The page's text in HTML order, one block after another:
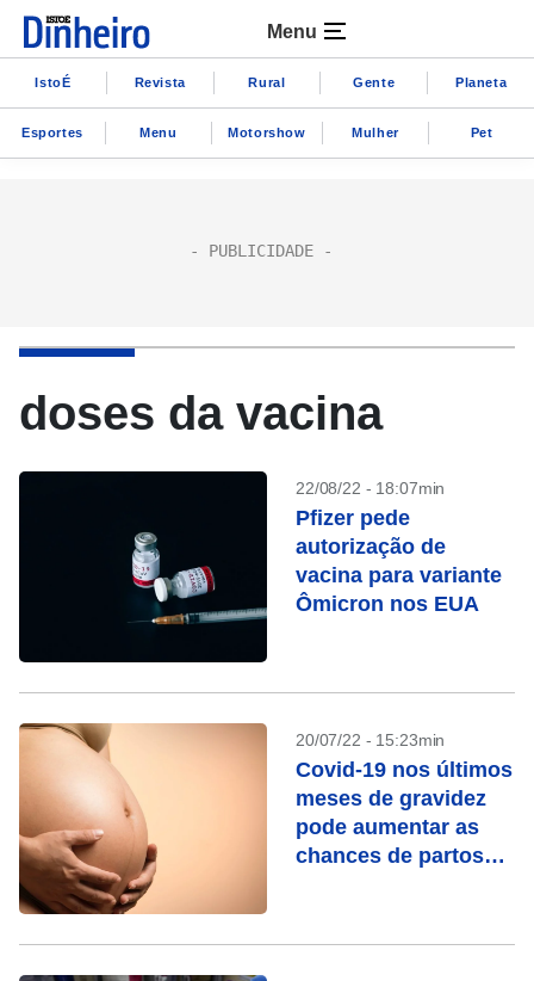
Menu
IstoÉ Revista Rural Gente Planeta
Esportes Menu Motorshow Mulher Pet
doses da vacina
22/08/22 - 18:07min
Pfizer pede
autorização de
vacina para variante
Ômicron nos EUA
20/07/22 - 15:23min
Covid-19 nos últimos
meses de gravidez
pode aumentar as
chances de partos